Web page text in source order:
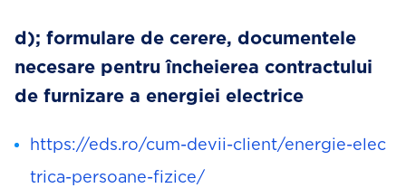
d); formulare de cerere, documentele
necesare pentru încheierea contractului
de furnizare a energiei electrice
https://eds.ro/cum-devii-client/energie-elec
trica-persoane-fizice/